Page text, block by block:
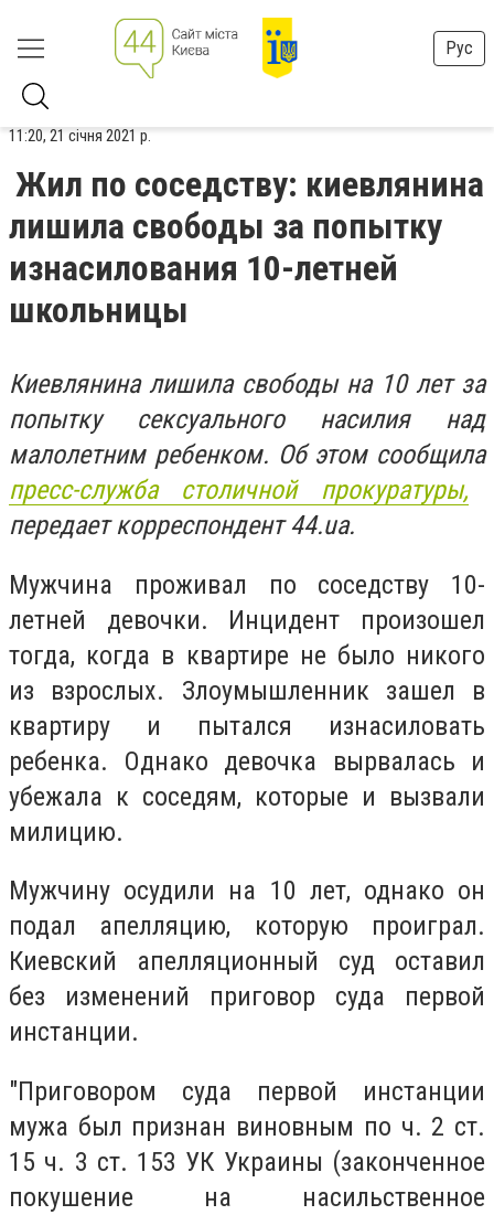
Рус
11:20, 21 січня 2021 р.
Жил по соседству: киевлянина
лишила свободы за попытку
изнасилования 10-летней
школьницы
Киевлянина лишила свободы на 10 лет за
попытку сексуального насилия над
малолетним ребенком. Об этом сообщила
пресс-служба столичной прокуратуры,
передает корреспондент 44.ua.
Мужчина проживал по соседству 10-
летней девочки. Инцидент произошел
тогда, когда в квартире не было никого
из взрослых. Злоумышленник зашел в
квартиру и пытался изнасиловать
ребенка. Однако девочка вырвалась и
убежала к соседям, которые и вызвали
милицию.
Мужчину осудили на 10 лет, однако он
подал апелляцию, которую проиграл.
Киевский апелляционный суд оставил
без изменений приговор суда первой
инстанции.
"Приговором суда первой инстанции
мужа был признан виновным по ч. 2 ст.
15 ч. 3 ст. 153 УК Украины (законченное
покушение на насильственное